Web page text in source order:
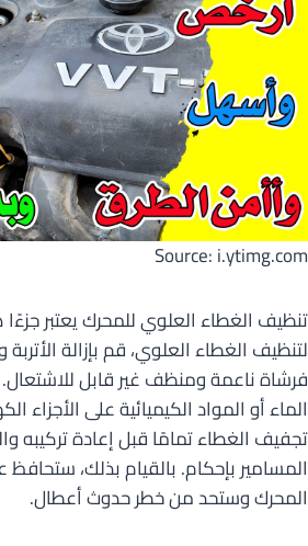
Source: i.ytimg.com
تنظيف الغطاء العلوي للمحرك يعتبر
لتنظيف الغطاء العلوي، قم بإزالة
فرشاة ناعمة ومنظف غير قابل
الماء أو المواد الكيميائية على الأجزاء
تجفيف الغطاء تمامًا قبل إعادة تركيبه
المسامير بإحكام. بالقيام بذلك،
المحرك وستحد من خطر حدوث أعطال.